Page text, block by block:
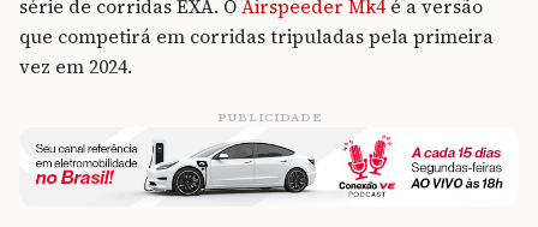
série de corridas EXA. OAirspeeder Mk4é a versão
que competirá em corridas tripuladas pela primeira
vez em 2024.
PUBLICIDADE